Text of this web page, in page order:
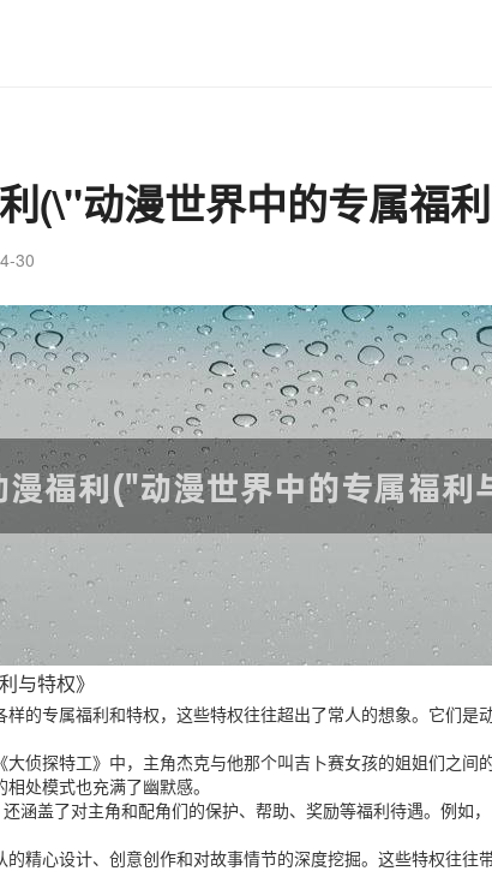
(\"动漫世界中的专属福
30
与特权》
的专属福利和特权，这些特权往往超出了常人的想象。它们
侦探特工》中，主角杰克与他那个叫吉卜赛女孩的姐姐们之
处模式也充满了幽默感。
涵盖了对主角和配角们的保护、帮助、奖励等福利待遇。例如
精心设计、创意创作和对故事情节的深度挖掘。这些特权往